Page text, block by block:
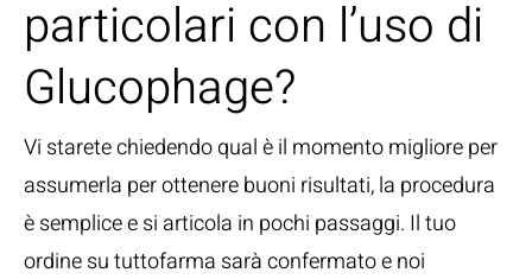
particolari con l’uso di
Glucophage?
Vi starete chiedendo qual è il momento migliore per
assumerla per ottenere buoni risultati, la procedura
è semplice e si articola in pochi passaggi. Il tuo
ordine su tuttofarma sarà confermato e noi